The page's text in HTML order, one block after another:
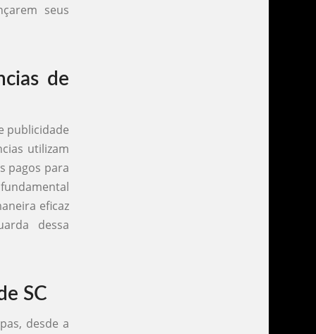
seus
de
publicidade
utilizam
pagos para
eficaz
dessa
SC
desde a